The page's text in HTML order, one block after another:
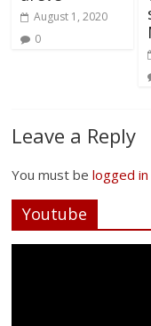
August 1, 2020
0
Leave a Reply
You must belogged in
Youtube